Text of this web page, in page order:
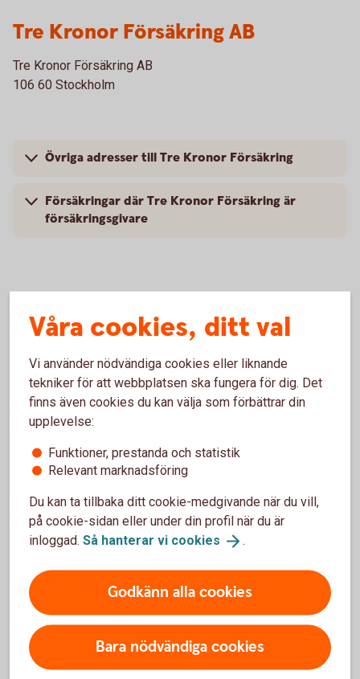
Tre Kronor Försäkring AB
Tre Kronor Försäkring AB
106 60 Stockholm
Övriga adresser till Tre Kronor Försäkring
Försäkringar där Tre Kronor Försäkring är
försäkringsgivare
Folksam Ömsesidig Sakförsäkring
AB
Folksam Ömsesidig Sakförsäkring AB
106 60 Stockholm
Försäkringar där Folksam ömsesidig
För att se detta innehåll behöver du först
godkänna cookies för Funktioner, prestanda
Inställningar för cookies
Våra cookies, ditt val
Vi använder nödvändiga cookies eller liknande
tekniker för att webbplatsen ska fungera för dig. Det
finns även cookies du kan välja som förbättrar din
upplevelse:
Funktioner, prestanda och statistik
Relevant marknadsföring
Du kan ta tillbaka ditt cookie-medgivande när du vill,
på cookie-sidan eller under din profil när du är
inloggad. Så hanterar vi cookies .
Godkänn alla cookies
Bara nödvändiga cookies